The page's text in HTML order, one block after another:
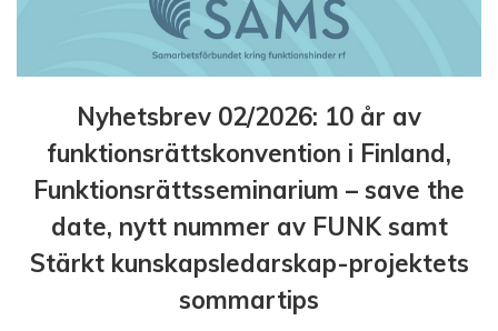
Nyhetsbrev 02/2026: 10 år av
funktionsrättskonvention i Finland,
Funktionsrättsseminarium – save the
date, nytt nummer av FUNK samt
Stärkt kunskapsledarskap-projektets
sommartips